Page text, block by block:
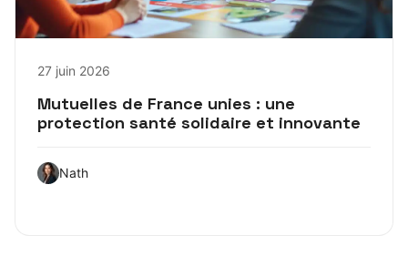
27 juin 2026
Mutuelles de France unies : une
protection santé solidaire et innovante
Nath